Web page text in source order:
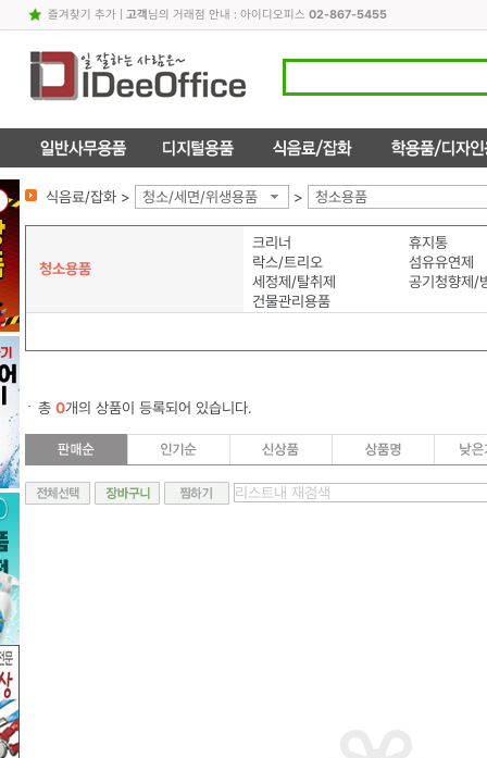
즐겨찾기 추가| 고객님의 거래점 안내 : 아이디오피스 02-867-5455
식음료/잡화 > 청소/세면/위생용품 > 청소용품
청소용품
크리너
휴지통
락스/트리오
섬유유연제
세정제/탈취제
공기청향제/
건물관리용품
총 0개의 상품이 등록되어 있습니다.